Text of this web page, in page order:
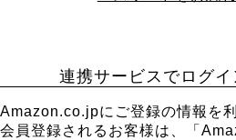
連携サービスでログ
Amazon.co.jpにご登録の情報を
会員登録されるお客様は、「